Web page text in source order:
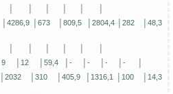
│4286,9 │673 │809,5 │2804,4 │282
│48,3
│9 │12 │59,4 │- │- │- │-
│2032 │310 │405,9 │1316,1 │100
│14,3